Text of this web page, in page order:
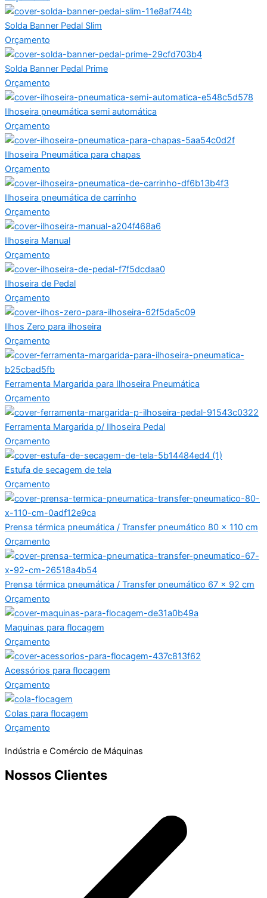
Solda Banner Pedal Slim
Orçamento
Solda Banner Pedal Prime
Orçamento
Ilhoseira pneumática semi automática
Orçamento
Ilhoseira Pneumática para chapas
Orçamento
Ilhoseira pneumática de carrinho
Orçamento
Ilhoseira Manual
Orçamento
Ilhoseira de Pedal
Orçamento
Ilhos Zero para ilhoseira
Orçamento
Ferramenta Margarida para Ilhoseira Pneumática
Orçamento
Ferramenta Margarida p/ Ilhoseira Pedal
Orçamento
Estufa de secagem de tela
Orçamento
Prensa térmica pneumática / Transfer pneumático 80 x 110 cm
Orçamento
Prensa térmica pneumática / Transfer pneumático 67 x 92 cm
Orçamento
Maquinas para flocagem
Orçamento
Acessórios para flocagem
Orçamento
Colas para flocagem
Orçamento
Indústria e Comércio de Máquinas
Nossos Clientes